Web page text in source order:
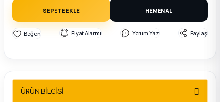
Parça
Parça
Sedan
SEPETE EKLE HEMEN AL
Fiyat Alarmı Yorum Yaz Paylaş
ÜRÜN BİLGİSİ